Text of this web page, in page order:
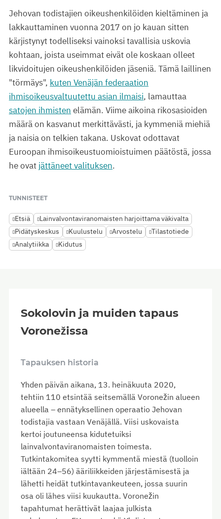
Jehovan todistajien oikeushenkilöiden kieltäminen ja
lakkauttaminen vuonna 2017 on jo kauan sitten
kärjistynyt todelliseksi vainoksi tavallisia uskovia
kohtaan, joista useimmat eivät ole koskaan olleet
likvidoitujen oikeushenkilöiden jäseniä. Tämä laillinen
"törmäys", kuten Venäjän federaation
ihmisoikeusvaltuutettu asian ilmaisi, lamauttaa
satojen ihmisten elämän. Viime aikoina rikosasioiden
määrä on kasvanut merkittävästi, ja kymmeniä miehiä
ja naisia on telkien takana. Uskovat odottavat
Euroopan ihmisoikeustuomioistuimen päätöstä, jossa
he ovat jättäneet valituksen.
TUNNISTEET
Etsiä
Lainvalvontaviranomaisten harjoittama väkivalta
Pidätyskeskus
Kuulustelu Arvostelu
Tilastotiede
Analytiikka
Kidutus
Sokolovin ja muiden tapaus
Voronežissa
Tapauksen historia
Yhden päivän aikana, 13. heinäkuuta 2020,
tehtiin 110 etsintää seitsemällä Voronežin alueen
alueella – ennätyksellinen operaatio Jehovan
todistajia vastaan Venäjällä. Viisi uskovaista
kertoi joutuneensa kidutetuiksi
lainvalvontaviranomaisten toimesta.
Tutkintakomitea syytti kymmentä miestä (tuolloin
iältään 24–56) ääriliikkeiden järjestämisestä ja
lähetti heidät tutkintavankeuteen, jossa suurin
osa oli lähes viisi kuukautta. Voronežin
tapahtumat herättivät laajaa julkista